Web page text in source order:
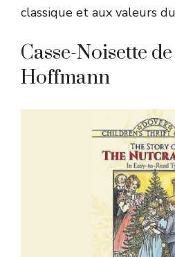
classique et aux valeurs
Casse-Noisette
Hoffmann